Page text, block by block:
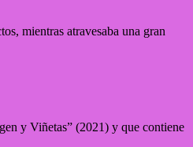
mientras atravesaba una gran
y Viñetas” (2021) y que contiene